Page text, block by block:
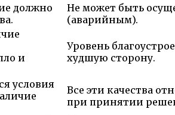
должно
Не может быть
(аварийным).
и
Уровень
худшую сторону.
условия
Все эти качества
при принятии